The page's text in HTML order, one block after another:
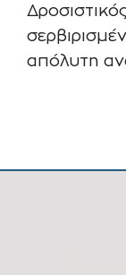
απόλυτη